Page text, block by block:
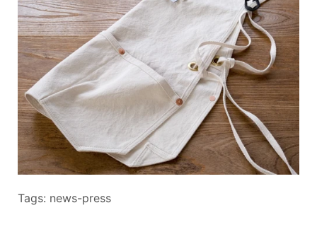
Tags: news-press